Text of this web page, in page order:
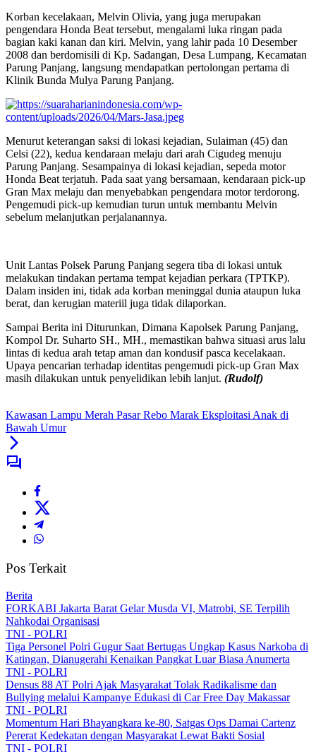
Korban kecelakaan, Melvin Olivia, yang juga merupakan
pengendara Honda Beat tersebut, mengalami luka ringan pada
bagian kaki kanan dan kiri. Melvin, yang lahir pada 10 Desember
2008 dan berdomisili di Kp. Sadangan, Desa Lumpang, Kecamatan
Parung Panjang, langsung mendapatkan pertolongan pertama di
Klinik Bunda Mulya Parung Panjang.
Menurut keterangan saksi di lokasi kejadian, Sulaiman (45) dan
Celsi (22), kedua kendaraan melaju dari arah Cigudeg menuju
Parung Panjang. Sesampainya di lokasi kejadian, sepeda motor
Honda Beat terjatuh. Pada saat yang bersamaan, kendaraan pick-up
Gran Max melaju dan menyebabkan pengendara motor terdorong.
Pengemudi pick-up kemudian turun untuk membantu Melvin
sebelum melanjutkan perjalanannya.
Unit Lantas Polsek Parung Panjang segera tiba di lokasi untuk
melakukan tindakan pertama tempat kejadian perkara (TPTKP).
Dalam insiden ini, tidak ada korban meninggal dunia ataupun luka
berat, dan kerugian materiil juga tidak dilaporkan.
Sampai Berita ini Diturunkan, Dimana Kapolsek Parung Panjang,
Kompol Dr. Suharto SH., MH., memastikan bahwa situasi arus lalu
lintas di kedua arah tetap aman dan kondusif pasca kecelakaan.
Upaya pencarian terhadap identitas pengemudi pick-up Gran Max
masih dilakukan untuk penyelidikan lebih lanjut. (Rudolf)
Kawasan Lampu Merah Pasar Rebo Marak Eksploitasi Anak di
Bawah Umur
Pos Terkait
Berita
FORKABI Jakarta Barat Gelar Musda VI, Matrobi, SE Terpilih
Nahkodai Organisasi
TNI - POLRI
Tiga Personel Polri Gugur Saat Bertugas Ungkap Kasus Narkoba di
Katingan, Dianugerahi Kenaikan Pangkat Luar Biasa Anumerta
TNI - POLRI
Densus 88 AT Polri Ajak Masyarakat Tolak Radikalisme dan
Bullying melalui Kampanye Edukasi di Car Free Day Makassar
TNI - POLRI
Momentum Hari Bhayangkara ke-80, Satgas Ops Damai Cartenz
Pererat Kedekatan dengan Masyarakat Lewat Bakti Sosial
TNI - POLRI